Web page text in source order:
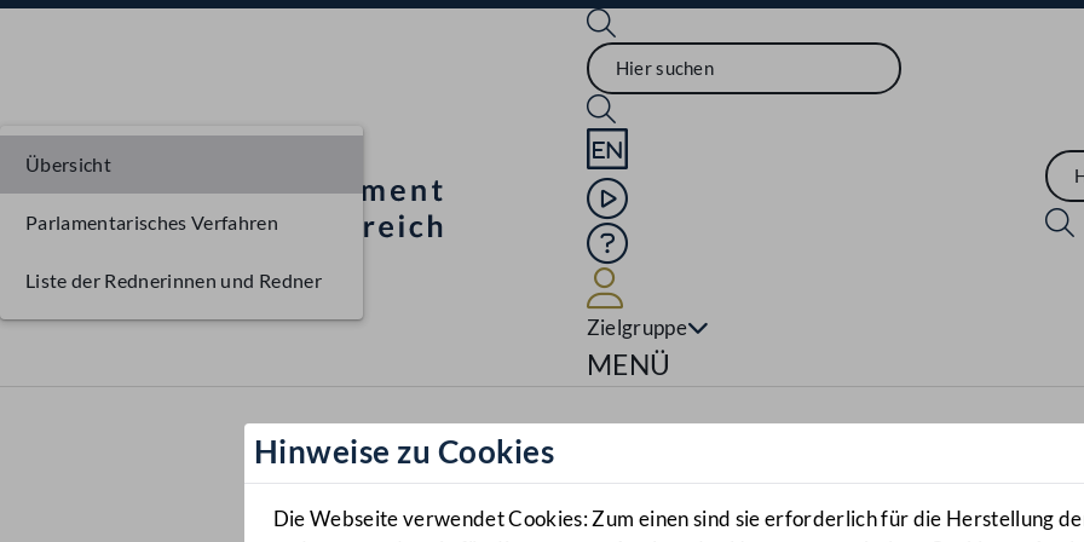
Sprache English
Mediathek
Hilfe
Zielgruppe
Navigationsmenü öffnen
MENÜ
Hinweise zu Cookies
Die Webseite verwendet Cookies: Zum einen sind sie erforderlich für die Herstellung
Übersicht
Parlamentarisches Verfahren
Liste der Rednerinnen und Redner